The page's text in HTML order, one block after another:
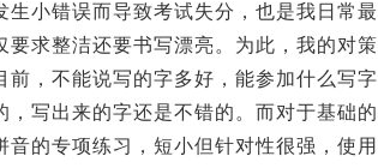
小错误而导致考试失分，也是我日常最
求整洁还要书写漂亮。为此，我的对策
，不能说写的字多好，能参加什么写字
写出来的字还是不错的。而对于基础的
的专项练习，短小但针对性很强，使用